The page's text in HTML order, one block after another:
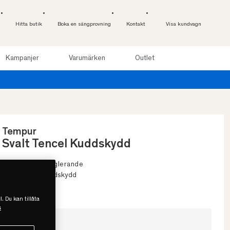
Hitta butik Boka en sängprovning Kontakt Visa kundvagn
Kampanjer Varumärken Outlet
Tempur
Svalt Tencel Kuddskydd
• Temperaturreglerande
• Örngott & kuddskydd
Du kan tillåta